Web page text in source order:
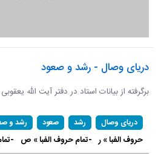
دریای وصال - رشد و صعود
برگرفته از بیانات استاد در دفتر آیت الله یعقوبی -
دریای وصال رشد صعود رشد و
حروف الفبا » ر -تمام حروف الفبا » ص -